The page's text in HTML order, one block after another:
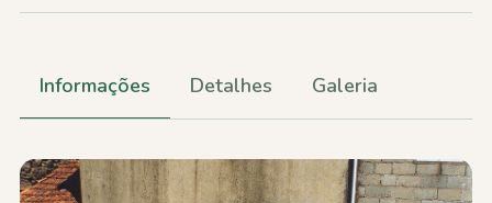
Participações
Diversos
Contactos
Informações Detalhes Galeria